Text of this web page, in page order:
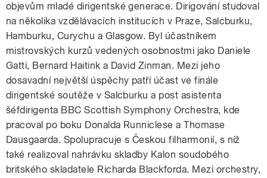
objevům mladé dirigentské generace. Dirigování studoval
na několika vzdělávacích institucích v Praze, Salcburku,
Hamburku, Curychu a Glasgow. Byl účastníkem
mistrovských kurzů vedených osobnostmi jako Daniele
Gatti, Bernard Haitink a David Zinman. Mezi jeho
dosavadní největší úspěchy patří účast ve finále
dirigentské soutěže v Salcburku a post asistenta
šéfdirigenta BBC Scottish Symphony Orchestra, kde
pracoval po boku Donalda Runniclese a Thomase
Dausgaarda. Spolupracuje s Českou filharmonií, s níž
také realizoval nahrávku skladby Kalon soudobého
britského skladatele Richarda Blackforda. Mezi orchestry,